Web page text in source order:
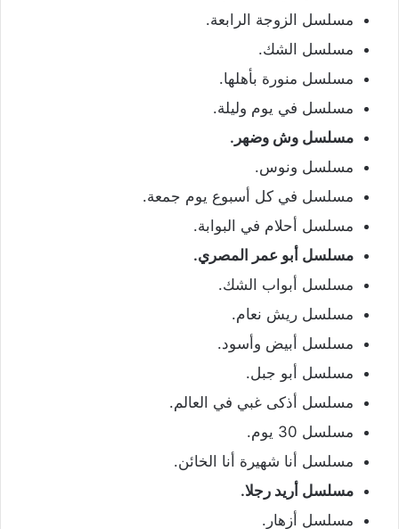
مسلسل الزوجة الرابعة.
مسلسل الشك.
مسلسل منورة بأهلها.
مسلسل في يوم وليلة.
مسلسل وش وضهر.
مسلسل ونوس.
مسلسل في كل أسبوع يوم جمعة.
مسلسل أحلام في البوابة.
مسلسل أبو عمر المصري.
مسلسل أبواب الشك.
مسلسل ريش نعام.
مسلسل أبيض وأسود.
مسلسل أبو جبل.
مسلسل أذكى غبي في العالم.
مسلسل 30 يوم.
مسلسل أنا شهيرة أنا الخائن.
مسلسل أريد رجلا.
مسلسل أزهار.